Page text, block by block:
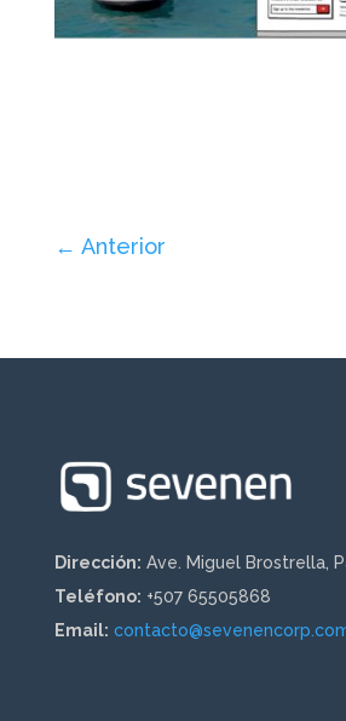
← Anterior
Dirección: Ave. Miguel Brostrella,
Teléfono: +507 65505868
Email: